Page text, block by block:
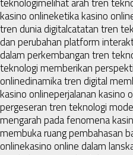
kasino onlineketika kasino
tren dunia digitalcatatan tren
dan perubahan platform
dalam perkembangan tren
teknologi memberikan
onlinedinamika tren digital
kasino onlineperjalanan kasino
pergeseran tren teknologi
mengarah pada fenomena
membuka ruang pembahasan
onlinekasino online dalam